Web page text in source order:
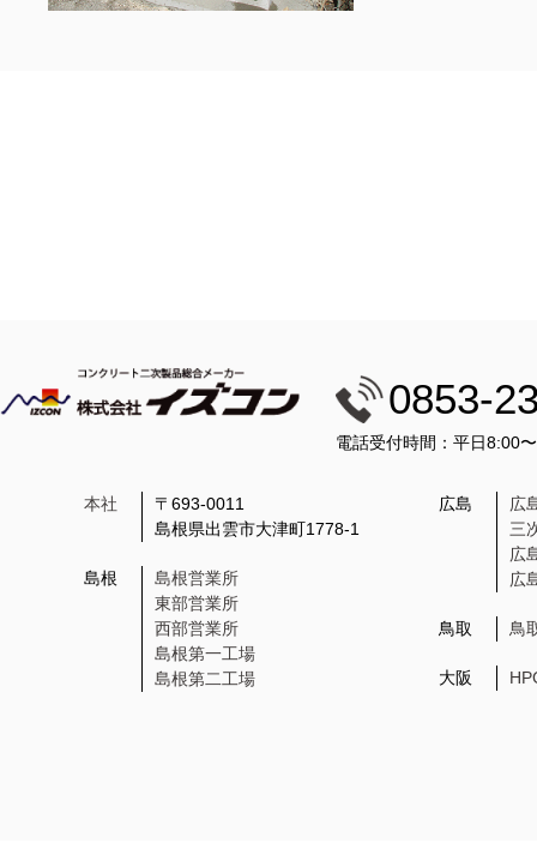
0853-
電話受付時間：平日8:00
本社
〒693-0011
島根県出雲市大津町1778-1
島根
島根営業所
東部営業所
西部営業所
島根第一工場
島根第二工場
広島
広
三
広
広
鳥取 鳥
大阪